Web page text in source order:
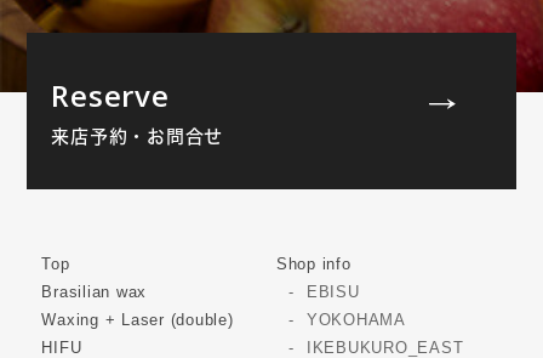
Reserve
来店予約・お問合せ
Top
Brasilian wax
Waxing + Laser (double)
HIFU
Shop info
EBISU
YOKOHAMA
IKEBUKURO_EAST